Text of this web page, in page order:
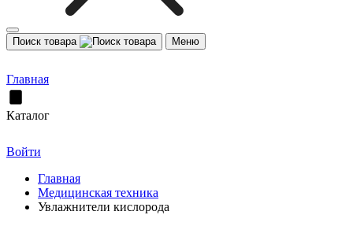
Поиск товара Меню
Главная
Каталог
Войти
Главная
Медицинская техника
Увлажнители кислорода